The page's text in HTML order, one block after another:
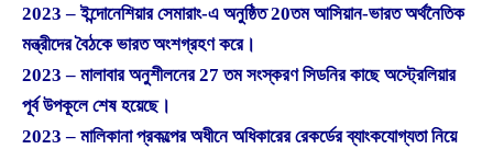
2023 – ইন্দোনেশিয়ার সেমারাং-এ অনুষ্ঠিত 20তম আসিয়ান-ভারত অর্থনৈতিক
মন্ত্রীদের বৈঠকে ভারত অংশগ্রহণ করে।
2023 – মালাবার অনুশীলনের 27 তম সংস্করণ সিডনির কাছে অস্ট্রেলিয়ার
পূর্ব উপকূলে শেষ হয়েছে।
2023 – মালিকানা প্রকল্পের অধীনে অধিকারের রেকর্ডের ব্যাংকযোগ্যতা নিয়ে